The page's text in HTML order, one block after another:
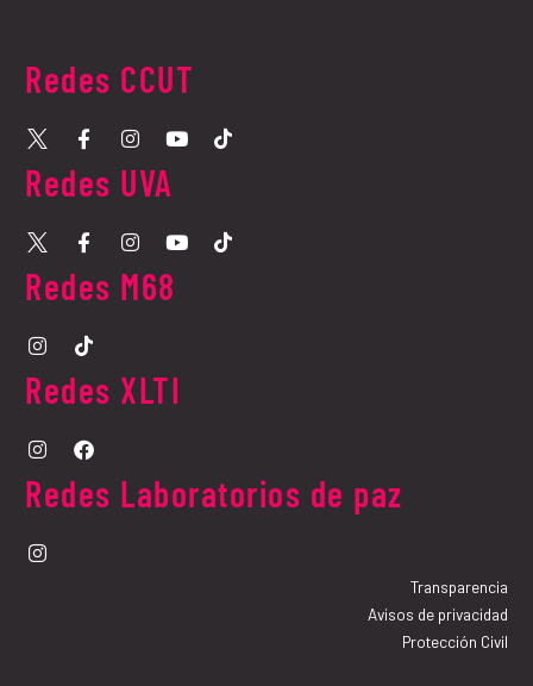
Redes CCUT
Redes UVA​
Redes M68​
Redes XLTI
Redes Laboratorios de paz
Transparencia
Avisos de privacidad
Protección Civil